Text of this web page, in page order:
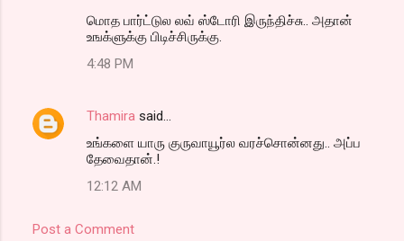
மொத பார்ட்டுல லவ் ஸ்டோரி இருந்திச்சு.. அதான்
உஙக்ளுக்கு பிடிச்சிருக்கு.
4:48 PM
Thamira said…
உங்களை யாரு குருவாயூர்ல வரச்சொன்னது.. அப்ப
தேவைதான்.!
12:12 AM
Post a Comment